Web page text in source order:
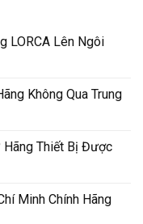
LORCA Lên Ngôi
Không Qua Trung
Hãng Thiết Bị Được
Minh Chính Hãng